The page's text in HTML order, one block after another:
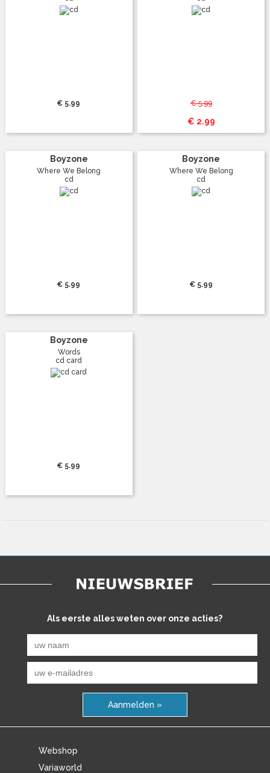
€ 5.99 € 5.99
€ 2.99
Boyzone
Where We Belong
cd
€ 5.99
Boyzone
Where We Belong
cd
€ 5.99
Boyzone
Words
cd card
€ 5.99
Als eerste alles weten over onze acties?
Aanmelden »
Webshop
Variaworld